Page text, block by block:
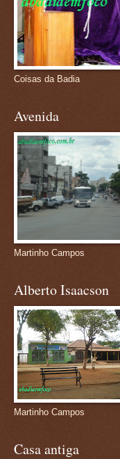
Coisas da Badia
Avenida
Martinho Campos
Alberto Isaacson
Martinho Campos
Casa antiga